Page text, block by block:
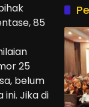
85
25
belum
Jika di